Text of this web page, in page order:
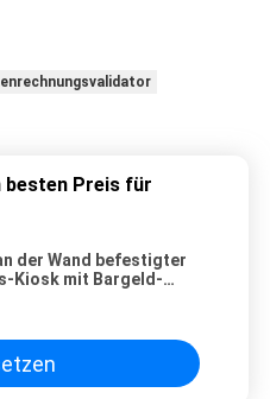
besten Preis für
der Wand befestigter
Kiosk mit Bargeld-